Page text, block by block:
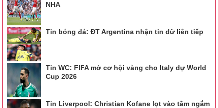
NHA
Tin bóng đá: ĐT Argentina nhận tin dữ liên tiếp
Tin WC: FIFA mở cơ hội vàng cho Italy dự World
Cup 2026
Tin Liverpool: Christian Kofane lọt vào tầm ngắm